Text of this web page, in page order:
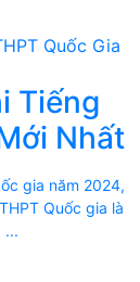
Tiếng
Nhất
gia năm 2024,
Quốc gia là
...